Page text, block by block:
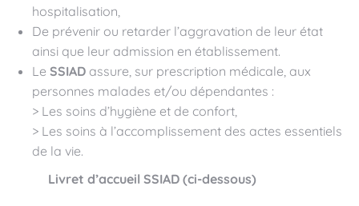
hospitalisation,
De prévenir ou retarder l’aggravation de leur état
ainsi que leur admission en établissement.
Le SSIAD assure, sur prescription médicale, aux
personnes malades et/ou dépendantes :
> Les soins d’hygiène et de confort,
> Les soins à l’accomplissement des actes essentiels
de la vie.
Livret d’accueil SSIAD (ci-dessous)